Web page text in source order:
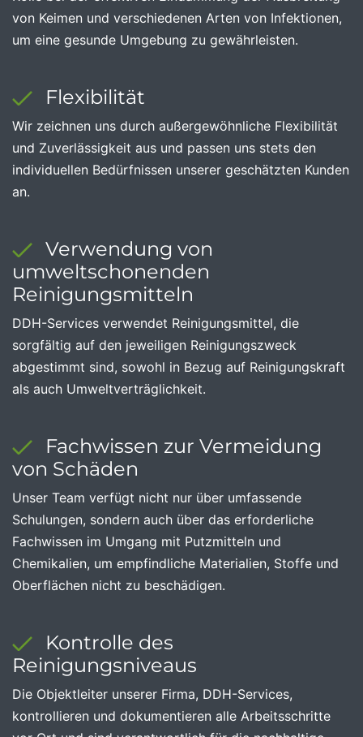
von Keimen und verschiedenen Arten von Infektionen,
um eine gesunde Umgebung zu gewährleisten.
Flexibilität
Wir zeichnen uns durch außergewöhnliche Flexibilität
und Zuverlässigkeit aus und passen uns stets den
individuellen Bedürfnissen unserer geschätzten Kunden
an.
Verwendung von
umweltschonenden
Reinigungsmitteln
DDH-Services verwendet Reinigungsmittel, die
sorgfältig auf den jeweiligen Reinigungszweck
abgestimmt sind, sowohl in Bezug auf Reinigungskraft
als auch Umweltverträglichkeit.
Fachwissen zur Vermeidung
von Schäden
Unser Team verfügt nicht nur über umfassende
Schulungen, sondern auch über das erforderliche
Fachwissen im Umgang mit Putzmitteln und
Chemikalien, um empfindliche Materialien, Stoffe und
Oberflächen nicht zu beschädigen.
Kontrolle des
Reinigungsniveaus
Die Objektleiter unserer Firma, DDH-Services,
kontrollieren und dokumentieren alle Arbeitsschritte